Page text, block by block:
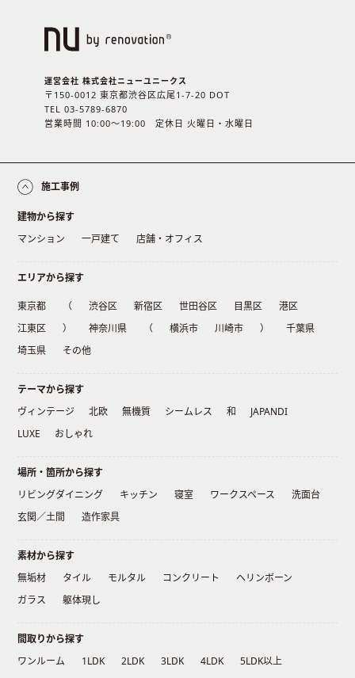
運営会社 株式会社ニューユニークス
〒150-0012 東京都渋谷区広尾1-7-20 DOT
TEL 03-5789-6870
営業時間 10:00〜19:00 定休日 火曜日・水曜日
施工事例
建物から探す
マンション
一戸建て 店舗・オフィス
エリアから探す
東京都 （ 渋谷区 新宿区 世田谷区 目黒区
港区
江東区
） 神奈川県 （ 横浜市 川崎市 ）
千葉県
埼玉県
その他
テーマから探す
ヴィンテージ
北欧 無機質 シームレス 和
JAPANDI
LUXE
おしゃれ
場所・箇所から探す
リビングダイニング
キッチン 寝室 ワークスペース
洗面台
玄関／土間
造作家具
素材から探す
無垢材
タイル モルタル コンクリート
ヘリンボーン
ガラス
躯体現し
間取りから探す
ワンルーム
1LDK 2LDK 3LDK 4LDK 5LDK以上